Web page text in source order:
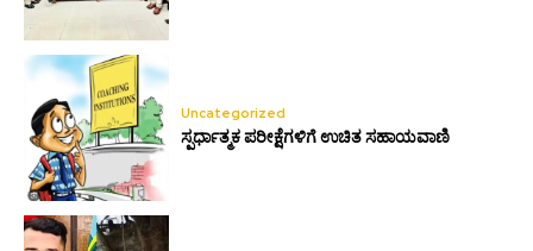
Uncategorized
ಸ್ಪರ್ಧಾತ್ಮಕ ಪರೀಕ್ಷೆಗಳಿಗೆ ಉಚಿತ ಸಹಾಯವಾಣಿ